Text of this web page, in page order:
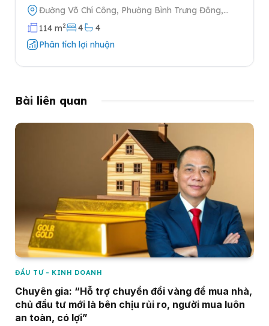
Đường Võ Chí Công, Phường Bình Trưng Đông,
Quận 2, Thành phố Hồ Chí Minh
114 m2 4
4
Phân tích lợi nhuận
Bài liên quan
ĐẦU TƯ - KINH DOANH
Chuyên gia: “Hỗ trợ chuyển đổi vàng để mua nhà,
chủ đầu tư mới là bên chịu rủi ro, người mua luôn
an toàn, có lợi”